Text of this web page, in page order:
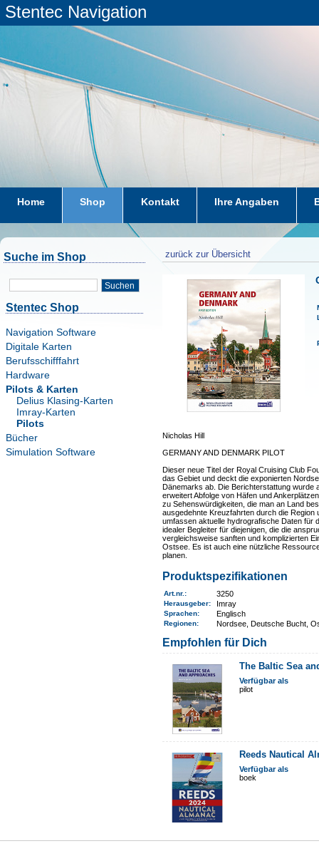
Stentec Navigation
Home Shop Kontakt Ihre Angaben
Suche im Shop
Suchen
Stentec Shop
Navigation Software
Digitale Karten
Berufsschifffahrt
Hardware
Pilots & Karten
Delius Klasing-Karten
Imray-Karten
Pilots
Bücher
Simulation Software
zurück zur Übersicht
Nicholas Hill
GERMANY AND DENMARK PILOT
Dieser neue Titel der Royal Cruising Club
das Gebiet und deckt die exponierten
Dänemarks ab. Die Berichterstattung wurde
erweitert Abfolge von Häfen und
zu Sehenswürdigkeiten, die man an Land
ausgedehnte Kreuzfahrten durch die
umfassen aktuelle hydrografische Daten für
idealer Begleiter für diejenigen, die die
vergleichsweise sanften und komplizierten
Ostsee. Es ist auch eine nützliche
planen.
Produktspezifikationen
Art.nr. : 3250
Herausgeber: Imray
Sprachen: Englisch
Regionen: Nordsee, Deutsche Bucht,
Empfohlen für Dich
The Baltic Sea
Verfügbar als
pilot
Reeds Nautical
Verfügbar als
boek